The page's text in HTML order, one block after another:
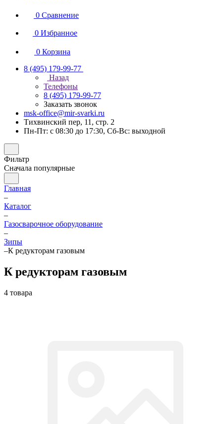
0 Сравнение
0 Избранное
0 Корзина
8 (495) 179-99-77
Назад
Телефоны
8 (495) 179-99-77
Заказать звонок
msk-office@mir-svarki.ru
Тихвинский пер, 11, стр. 2
Пн-Пт: с 08:30 до 17:30, Сб-Вс: выходной
Фильтр
Сначала популярные
Главная
–
Каталог
–
Газосварочное оборудование
–
Зипы
–К редукторам газовым
К редукторам газовым
4 товара